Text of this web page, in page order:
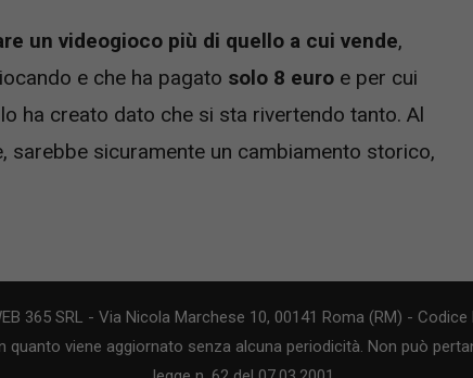
un videogioco più di quello a cui vende
e che ha pagato
solo 8 euro
e per cui
lo ha creato dato che si sta rivertendo tanto. Al
sarebbe sicuramente un cambiamento storico,
365 SRL - Via Nicola Marchese 10, 00141 Roma (RM) - Codice
viene aggiornato senza alcuna periodicità. Non può
legge n. 62 del 07.03.2001